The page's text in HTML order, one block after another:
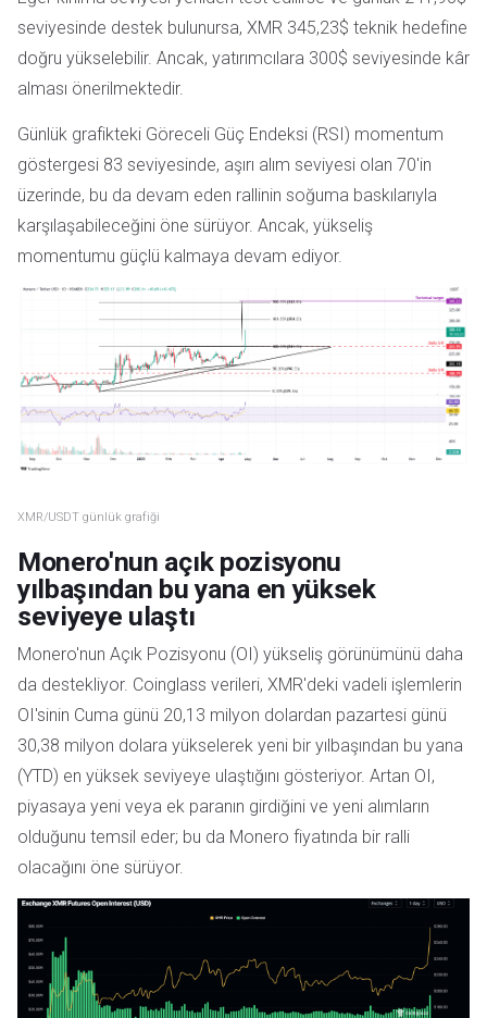
seviyesinde destek bulunursa, XMR 345,23$ teknik hedefine
doğru yükselebilir. Ancak, yatırımcılara 300$ seviyesinde kâr
alması önerilmektedir.
Günlük grafikteki Göreceli Güç Endeksi (RSI) momentum
göstergesi 83 seviyesinde, aşırı alım seviyesi olan 70'in
üzerinde, bu da devam eden rallinin soğuma baskılarıyla
karşılaşabileceğini öne sürüyor. Ancak, yükseliş
momentumu güçlü kalmaya devam ediyor.
XMR/USDT günlük grafiği
Monero'nun açık pozisyonu
yılbaşından bu yana en yüksek
seviyeye ulaştı
Monero'nun Açık Pozisyonu (OI) yükseliş görünümünü daha
da destekliyor. Coinglass verileri, XMR'deki vadeli işlemlerin
OI'sinin Cuma günü 20,13 milyon dolardan pazartesi günü
30,38 milyon dolara yükselerek yeni bir yılbaşından bu yana
(YTD) en yüksek seviyeye ulaştığını gösteriyor. Artan OI,
piyasaya yeni veya ek paranın girdiğini ve yeni alımların
olduğunu temsil eder; bu da Monero fiyatında bir ralli
olacağını öne sürüyor.